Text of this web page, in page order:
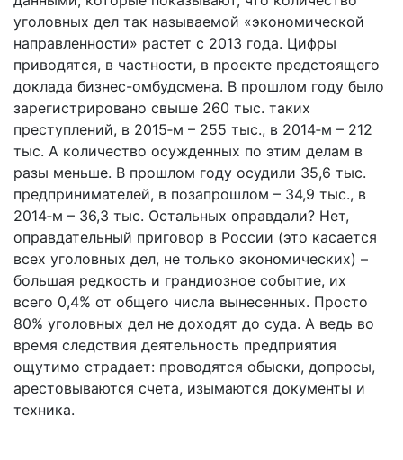
уголовных дел так называемой «экономической
направленности» растет с 2013 года. Цифры
приводятся, в частности, в проекте предстоящего
доклада бизнес-омбудсмена. В прошлом году было
зарегистрировано свыше 260 тыс. таких
преступлений, в 2015‑м – 255 тыс., в 2014‑м – 212
тыс. А количество осужденных по этим делам в
разы меньше. В прошлом году осудили 35,6 тыс.
предпринимателей, в позапрошлом – 34,9 тыс., в
2014‑м – 36,3 тыс. Остальных оправдали? Нет,
оправдательный приговор в России (это касается
всех уголовных дел, не только экономических) –
большая редкость и грандиозное событие, их
всего 0,4% от общего числа вынесенных. Просто
80% уголовных дел не доходят до суда. А ведь во
время следствия деятельность предприятия
ощутимо страдает: проводятся обыски, допросы,
арестовываются счета, изымаются документы и
техника.